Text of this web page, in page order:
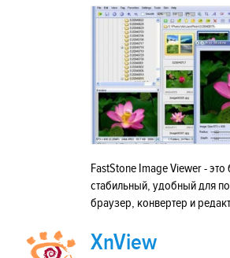
FastStone Image Viewer -
стабильный, удобный для
браузер, конвертер и
XnView